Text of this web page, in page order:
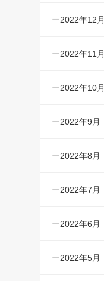
2022年12月
2022年11月
2022年10月
2022年9月
2022年8月
2022年7月
2022年6月
2022年5月